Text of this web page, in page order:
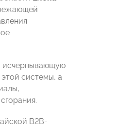
исчерпывающую
системы, а
B2B-